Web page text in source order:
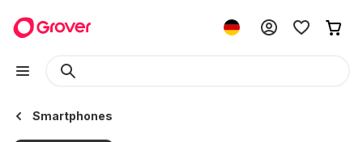
Smartphones